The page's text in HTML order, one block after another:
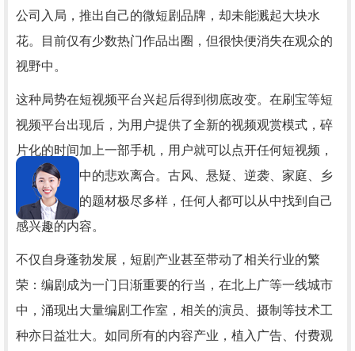
公司入局，推出自己的微短剧品牌，却未能溅起大块水
花。目前仅有少数热门作品出圈，但很快便消失在观众的
视野中。
这种局势在短视频平台兴起后得到彻底改变。在刷宝等短
视频平台出现后，为用户提供了全新的视频观赏模式，碎
片化的时间加上一部手机，用户就可以点开任何短视频，
尽情欣赏其中的悲欢离合。古风、悬疑、逆袭、家庭、乡
村……短剧的题材极尽多样，任何人都可以从中找到自己
感兴趣的内容。
不仅自身蓬勃发展，短剧产业甚至带动了相关行业的繁
荣：编剧成为一门日渐重要的行当，在北上广等一线城市
中，涌现出大量编剧工作室，相关的演员、摄制等技术工
种亦日益壮大。如同所有的内容产业，植入广告、付费观